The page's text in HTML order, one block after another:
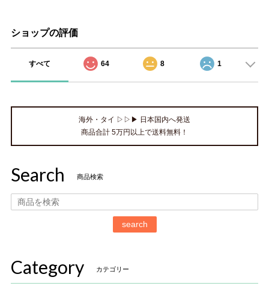
ショップの評価
すべて 64 8 1
海外・タイ ▷▷▶ 日本国内へ発送
商品合計 5万円以上で送料無料！
Search 商品検索
search
Category カテゴリー